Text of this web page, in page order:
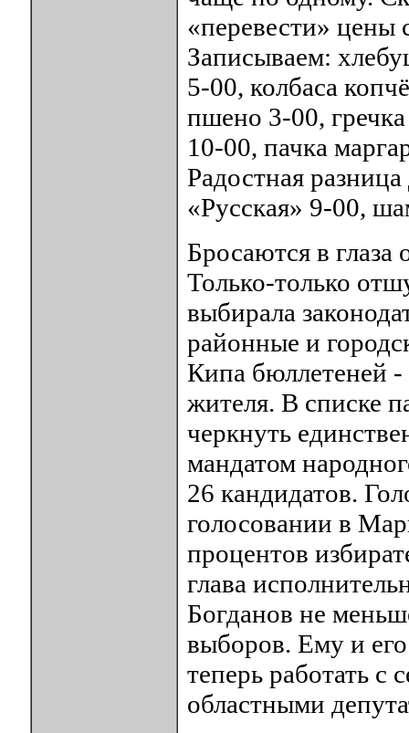
«перевести» цены
Записываем:
5-00, колбаса
пшено 3-00,
10-00, пачка
Радостная
«Русская» 9-00,
Бросаются в
Только-только
выбирала
районные и
Кипа бюллетеней -
жителя. В списке
черкнуть
мандатом
26 кандидатов.
голосовании в
процентов
глава
Богданов не
выборов. Ему и
теперь работать
областными